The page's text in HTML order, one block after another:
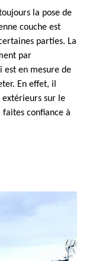
la pose de
couche est
parties. La
par
est en mesure de
En effet, il
extérieurs sur le
confiance à